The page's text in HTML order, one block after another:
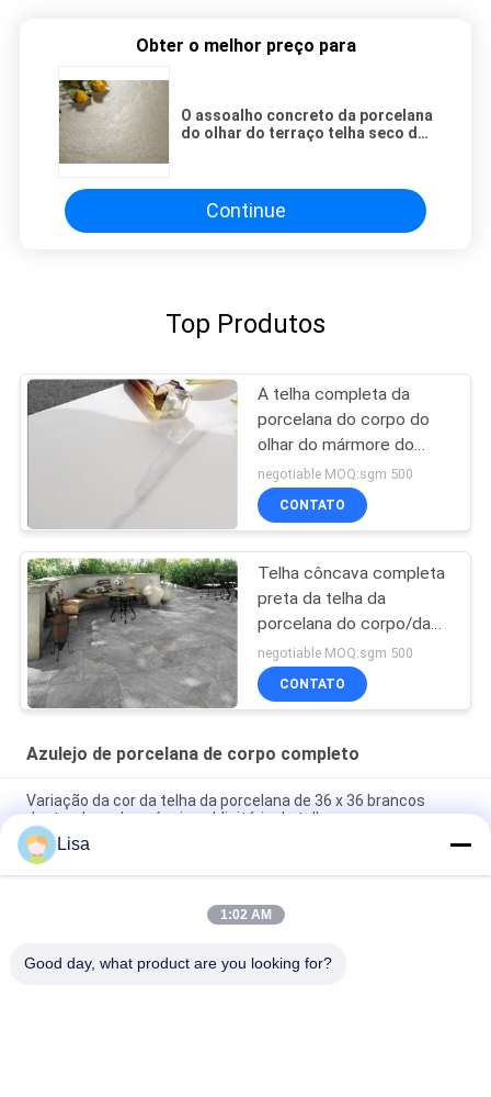
Obter o melhor preço para
O assoalho concreto da porcelana
do olhar do terraço telha seco de
Continue
Top Produtos
A telha completa da
porcelana do corpo do
olhar do mármore do
jato/lustrou a telha de
mármore da porcelana
negotiable MOQ:sgm 500
CONTATO
Telha côncava completa
preta da telha da
porcelana do corpo/da
porcelana do assoalho
cozinha do corpo
negotiable MOQ:sgm 500
CONTATO
Azulejo de porcelana de corpo completo
Variação da cor da telha da porcelana de 36 x 36 brancos
dentro de cada anúncio publicitário da telha
O banheiro completo do granito do corpo telha o apoio exterior
do interior branco da cor
A telha completa da porcelana do corpo do olhar de pedra/a
Lisa
1:02 AM
Good day, what product are you looking for?